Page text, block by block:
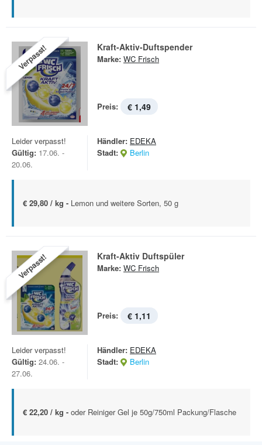
Verpasst! Kraft-Aktiv-Duftspender
Marke: WC Frisch
Preis: € 1,49
Leider verpasst!
Gültig: 17.06. -
20.06.
Händler: EDEKA
Stadt:
Berlin
€ 29,80 / kg - Lemon und weitere Sorten, 50 g
Verpasst! Kraft-Aktiv Duftspüler
Marke: WC Frisch
Preis: € 1,11
Leider verpasst!
Gültig: 24.06. -
27.06.
Händler: EDEKA
Stadt:
Berlin
€ 22,20 / kg - oder Reiniger Gel je 50g/750ml Packung/Flasche